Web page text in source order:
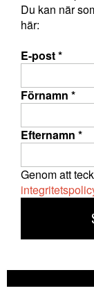
Du kan när
här:
E-post*
Förnamn *
Efternamn *
Genom att